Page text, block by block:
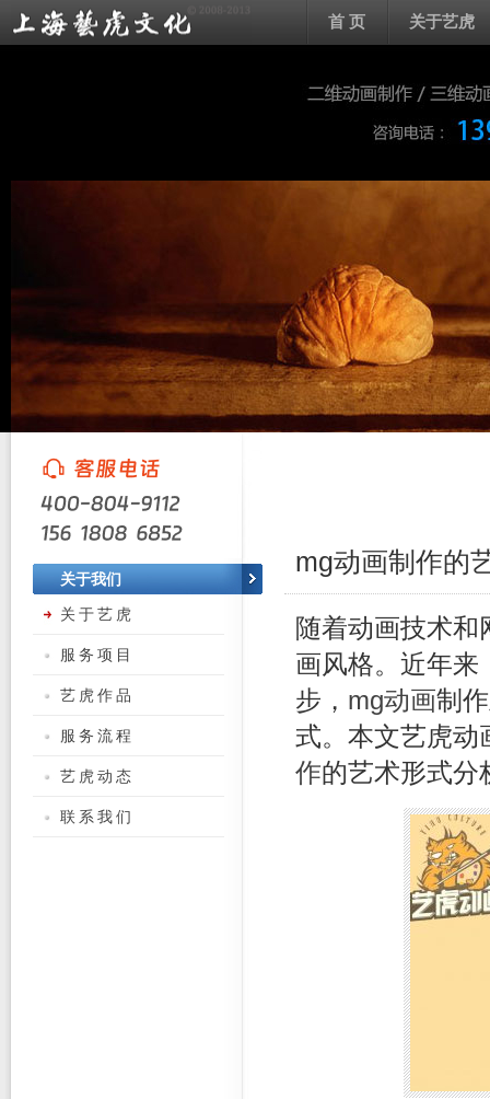
首 页 关于艺虎
mg动画制作的
随着动画技术和
画风格。近年来
步， mg动画制
式。本文艺虎动
作的艺术形式分
关于我们
关于艺虎
服务项目
艺虎作品
服务流程
艺虎动态
联系我们